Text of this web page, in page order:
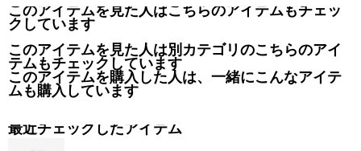
このアイテムを見た人はこちらのアイテムもチェッ
クしています
このアイテムを見た人は別カテゴリのこちらのアイ
テムもチェックしています
このアイテムを購入した人は、一緒にこんなアイテ
ムも購入しています
最近チェックしたアイテム